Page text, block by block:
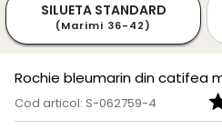
SILUETA STANDARD
(Marimi 36-42)
Rochie bleumarin din catifea
Cod articol: S-062759-4